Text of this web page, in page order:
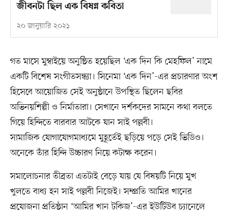
জীবনটা ছিল এক বিষণ্ন কবিতা
২০ জানুয়ারি ২০২১
গত মাসে মুম্বাইয়ে অনুষ্ঠিত হয়েছিল ‘এক দিন কি মেহফিল’ নামে
একটি বিশেষ সংগীতসন্ধ্যা। সিনেমা ‘এক দিন’-এর প্রচারণার অংশ
হিসেবে আয়োজিত সেই অনুষ্ঠানে উপস্থিত ছিলেন ছবির
অভিনয়শিল্পী ও নির্মাতারা। সেখানে দর্শকদের সামনে কথা বলতে
গিয়ে হিন্দিতে বারবার আটকে যান সাই পল্লবী।
সামাজিক যোগাযোগমাধ্যমে মুহূর্তেই ছড়িয়ে পড়ে সেই ভিডিও।
অনেকে তাঁর হিন্দি উচ্চারণ নিয়ে কটাক্ষ করেন।
সমালোচনার তীব্রতা এতটাই বেড়ে যায় যে বিষয়টি নিয়ে মুখ
খুলতে বাধ্য হন সাই পল্লবী নিজেই। সম্প্রতি আমির খানের
প্রযোজনা প্রতিষ্ঠান ‘আমির খান টকিজ’-এর ইউটিউব চ্যানেলে